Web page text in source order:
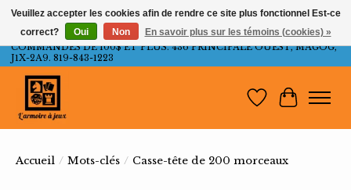
LIVRAISON GRATUITE AU QUÉBEC ET ONTARIO POUR LES
COMMANDES DE 100$ ET PLUS. 436 PRINCIPALE OUEST, MAGOG,
J1X-2A9. 819-843-1223
Liste dePanier
Accueil / Mots-clés / Casse-tête de 200 morceaux
Veuillez accepter les cookies afin de rendre ce site plus fonctionnel Est-ce
correct?
Oui Non En savoir plus sur les témoins (cookies) »